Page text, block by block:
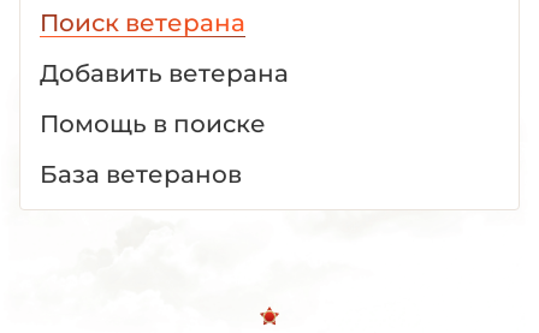
Поиск ветерана
Добавить ветерана
Помощь в поиске
База ветеранов